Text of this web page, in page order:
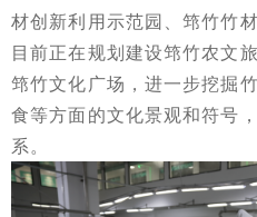
材创新利用示范园、筇竹竹
目前正在规划建设筇竹农文
筇竹文化广场，进一步挖掘
食等方面的文化景观和符号
系。